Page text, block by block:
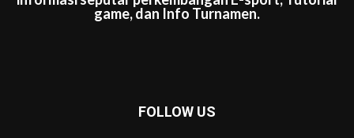
game, dan Info Turnamen.
FOLLOW US